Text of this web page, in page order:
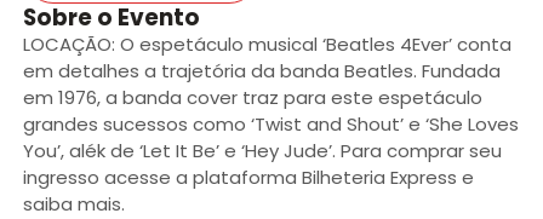
Sobre o Evento
LOCAÇÃO: O espetáculo musical ‘Beatles 4Ever’ conta
em detalhes a trajetória da banda Beatles. Fundada
em 1976, a banda cover traz para este espetáculo
grandes sucessos como ‘Twist and Shout’ e ‘She Loves
You’, alék de ‘Let It Be’ e ‘Hey Jude’. Para comprar seu
ingresso acesse a plataforma Bilheteria Express e
saiba mais.